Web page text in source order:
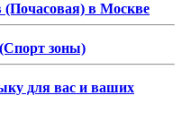
(Почасовая) в Москве
зоны)
для вас и ваших